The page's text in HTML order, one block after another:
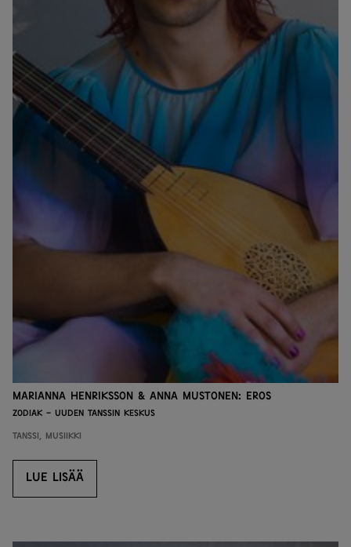
Marianna Henriksson & Anna Mustonen: Eros
Zodiak - Uuden tanssin keskus
Tanssi, Musiikki
LUE LISÄÄ
LUE LISÄÄ